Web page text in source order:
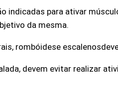
indicadas para ativar
da mesma.
rombóidese
devem evitar realizar